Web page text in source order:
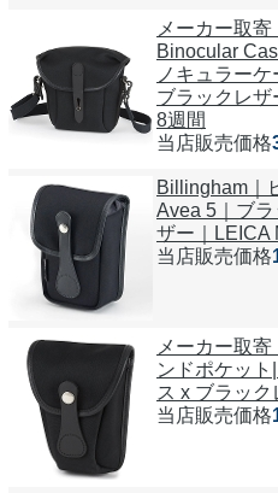
メーカー取
Binocular
ノキュラー
ブラックレ
8週間
当店販売価格
Billingham｜
Avea 5｜ブ
ザー｜LEICA
当店販売価格
メーカー取
ンドポケッ
ス x ブラッ
当店販売価格